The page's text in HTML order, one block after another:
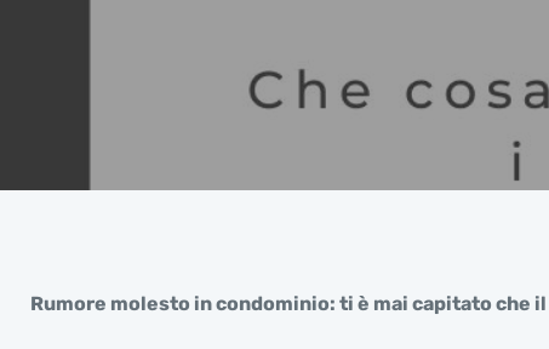
Rumore molesto in condominio: ti è mai capitato che